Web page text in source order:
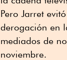
Pero Jarret
derogación en
mediados de
noviembre.